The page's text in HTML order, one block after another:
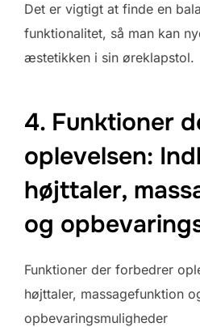
Det er vigtigt at finde en
funktionalitet, så man kan
æstetikken i sin øreklapstol.
4. Funktioner
oplevelsen:
højttaler,
og
Funktioner der forbedrer
højttaler, massagefunktion
opbevaringsmuligheder